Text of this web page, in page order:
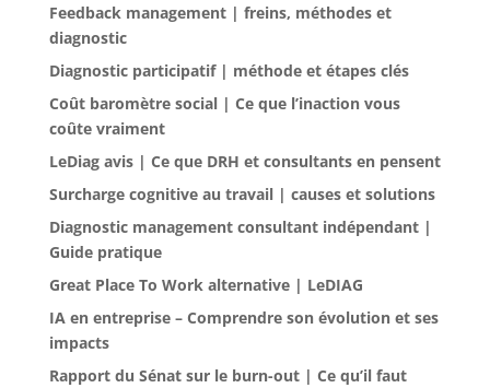
Feedback management | freins, méthodes et
diagnostic
Diagnostic participatif | méthode et étapes clés
Coût baromètre social | Ce que l’inaction vous
coûte vraiment
LeDiag avis | Ce que DRH et consultants en pensent
Surcharge cognitive au travail | causes et solutions
Diagnostic management consultant indépendant |
Guide pratique
Great Place To Work alternative | LeDIAG
IA en entreprise – Comprendre son évolution et ses
impacts
Rapport du Sénat sur le burn-out | Ce qu’il faut